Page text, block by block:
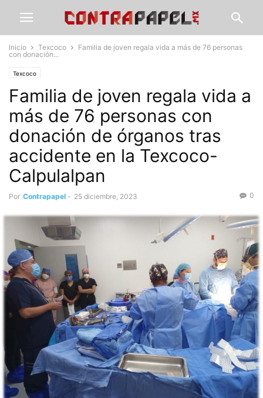
Inicio Texcoco
Familia de joven regala vida a más de 76 personas
con donación...
Texcoco
Familia de joven regala vida a
más de 76 personas con
donación de órganos tras
accidente en la Texcoco-
Calpulalpan
Por Contrapapel - 25 diciembre, 2023 0